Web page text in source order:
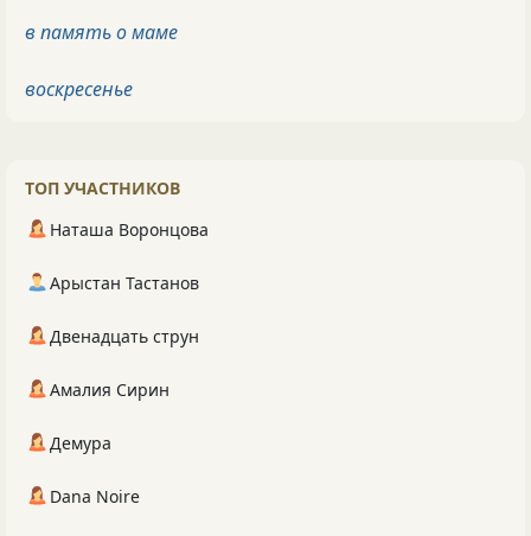
в память о маме
воскресенье
ТОП УЧАСТНИКОВ
Наташа Воронцова
Арыстан Тастанов
Двенадцать струн
Амалия Сирин
Демура
Dana Noire